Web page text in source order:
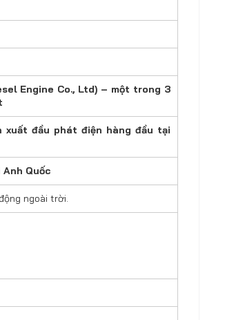
Engine Co., Ltd) – một trong 3
xuất đầu phát điện hàng đầu tại
Anh Quốc
ngoài trời.